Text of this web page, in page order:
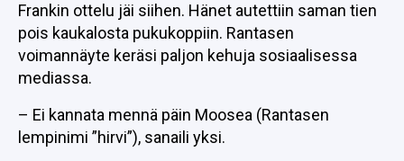
Frankin ottelu jäi siihen. Hänet autettiin saman tien
pois kaukalosta pukukoppiin. Rantasen
voimannäyte keräsi paljon kehuja sosiaalisessa
mediassa.
– Ei kannata mennä päin Moosea (Rantasen
lempinimi ”hirvi”), sanaili yksi.